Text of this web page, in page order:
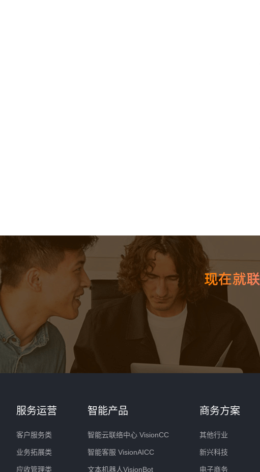
服务运营
客户服务类
业务拓展类
应收管理类
智能产品
智能云联络中心 VisionCC
智能客服 VisionAICC
文本机器人VisionBot
商务方案
其他行业
新兴科技
电子商务